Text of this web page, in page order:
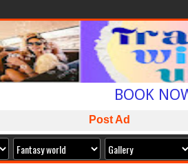
WELCOME
SAMAN
BOOK
PACKAGES
ඔබට අවශ්‍ය කාර් ලොරි බස්
Post Ad